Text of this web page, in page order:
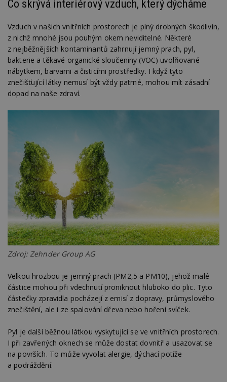
Co skrývá interiérový vzduch, který dýcháme
Vzduch v našich vnitřních prostorech je plný drobných škodlivin,
z nichž mnohé jsou pouhým okem neviditelné. Některé
z nejběžnějších kontaminantů zahrnují jemný prach, pyl,
bakterie a těkavé organické sloučeniny (VOC) uvolňované
nábytkem, barvami a čisticími prostředky. I když tyto
znečišťující látky nemusí být vždy patrné, mohou mít zásadní
dopad na naše zdraví.
Zdroj: Zehnder Group AG
Velkou hrozbou je jemný prach (PM2,5 a PM10), jehož malé
částice mohou při vdechnutí proniknout hluboko do plic. Tyto
částečky zpravidla pocházejí z emisí z dopravy, průmyslového
znečištění, ale i ze spalování dřeva nebo hoření svíček.
Pyl je další běžnou látkou vyskytující se ve vnitřních prostorech.
I při zavřených oknech se může dostat dovnitř a usazovat se
na površích. To může vyvolat alergie, dýchací potíže
a podráždění.